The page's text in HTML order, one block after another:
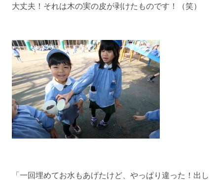
大丈夫！それは木の実の皮が剥けたものです！（笑）
「一回埋めてお水もあげたけど、やっぱり違った！出し